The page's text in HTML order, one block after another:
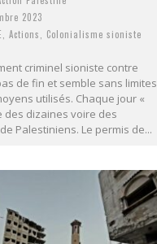
2023
Actions
Colonialisme sioniste
criminel sioniste contre
de fin et semble sans limites
utilisés. Chaque jour «
des dizaines voire des
Palestiniens. Le permis de...